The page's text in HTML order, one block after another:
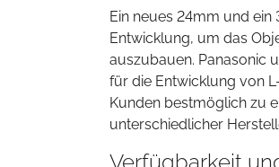
Ein neues 24mm und
Entwicklung, um das
auszubauen. Panasonic
für die Entwicklung von
Kunden bestmöglich zu
unterschiedlicher